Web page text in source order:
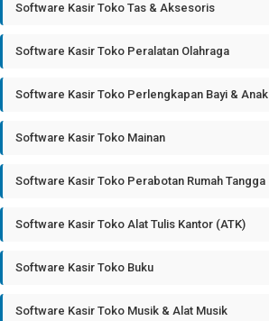
Software Kasir Toko Tas & Aksesoris
Software Kasir Toko Peralatan Olahraga
Software Kasir Toko Perlengkapan Bayi & Anak
Software Kasir Toko Mainan
Software Kasir Toko Perabotan Rumah Tangga
Software Kasir Toko Alat Tulis Kantor (ATK)
Software Kasir Toko Buku
Software Kasir Toko Musik & Alat Musik